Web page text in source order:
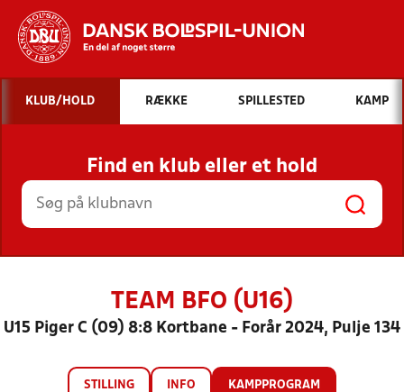
Hvad vil du søge efter?
INDHOLD OG NYHEDER
STILLINGER, RESULTATER, KLUBBER OG
HOLD
KLUB/HOLD RÆKKE SPILLESTED KAMP
Find en klub eller et hold
TEAM BFO (U16)
U15 Piger C (09) 8:8 Kortbane - Forår 2024, Pulje 134
STILLING INFO KAMPPROGRAM